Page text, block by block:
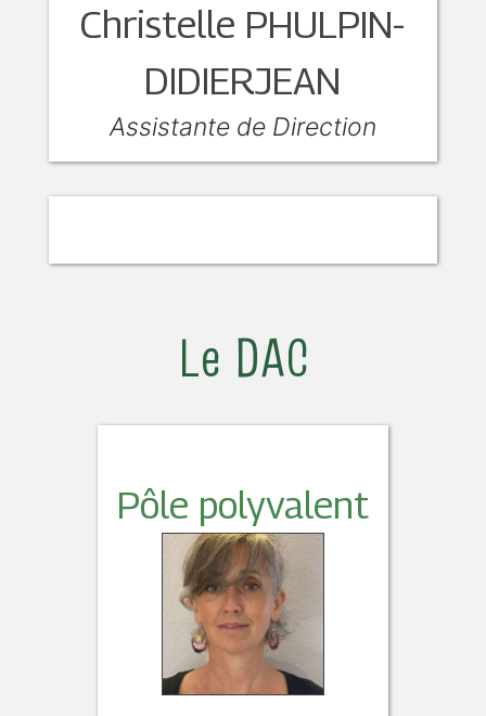
Christelle PHULPIN-
DIDIERJEAN
Assistante de Direction
Le DAC
Pôle polyvalent